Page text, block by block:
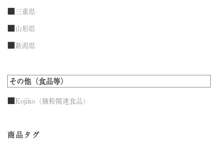
■三重県
■山形県
■新潟県
その他（食品等）
■Kojiko（麹粉関連食品）
商品タグ